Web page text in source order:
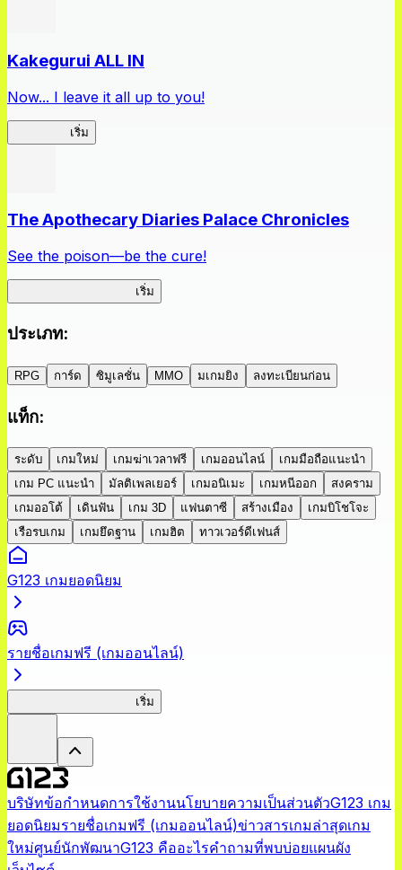
Kakegurui ALL IN
Now... I leave it all up to you!
เริ่ม
The Apothecary Diaries Palace Chronicles
See the poison—be the cure!
เริ่ม
ประเภท:
RPG การ์ด ซิมูเลชั่น MMO มเกมยิง ลงทะเบียนก่อน
แท็ก:
ระดับ เกมใหม่ เกมฆ่าเวลาฟรี เกมออนไลน์
เกมมือถือแนะนำ
เกม PC แนะนำ
มัลติเพลเยอร์ เกมอนิเมะ เกมหนีออก
สงคราม
เกมออโต้
เดินฟัน เกม 3D แฟนตาซี สร้างเมือง
เกมบิโชโจะ
เรือรบเกม
เกมยึดฐาน เกมฮิต ทาวเวอร์ดีเฟนส์
G123 เกมยอดนิยม
รายชื่อเกมฟรี (เกมออนไลน์)
เริ่ม
บริษัทข้อกำหนดการใช้งานนโยบายความเป็นส่วนตัวG123 เกม
ยอดนิยมรายชื่อเกมฟรี (เกมออนไลน์)ข่าวสารเกมล่าสุดเกม
ใหม่ศูนย์นักพัฒนาG123 คืออะไรคำถามที่พบบ่อยแผนผัง